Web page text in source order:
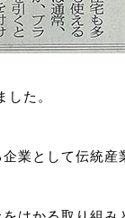
た。
業として伝統産